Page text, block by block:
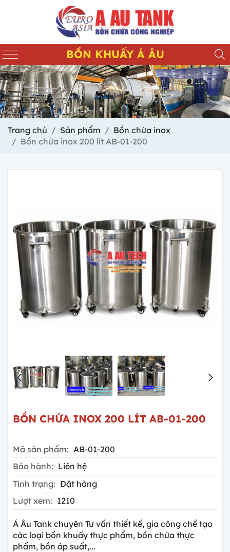
BỒN KHUẤY Á ÂU
Trang chủ Sản phẩm
Bồn chứa inox
Bồn chứa inox 200 lít AB-01-200
BỒN CHỨA INOX 200 LÍT AB-01-200
Mã sản phẩm: AB-01-200
Bảo hành: Liên hệ
Tình trạng: Đặt hàng
Lượt xem: 1210
Á Âu Tank chuyên Tư vấn thiết kế, gia công chế tạo
các loại bồn khuấy thực phẩm, bồn chứa thực
phẩm, bồn áp suất,...